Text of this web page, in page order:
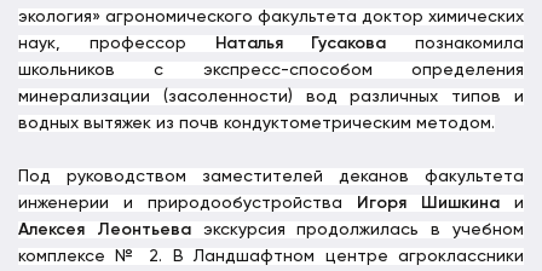
экология» агрономического факультета доктор химических
наук, профессор
Наталья Гусакова познакомила
школьников с экспресс-способом определения
минерализации (засоленности) вод различных типов и
водных вытяжек из почв кондуктометрическим методом.
Под руководством заместителей деканов факультета
инженерии и природообустройства
Игоря Шишкина и
Алексея Леонтьеваэкскурсия продолжилась в учебном
комплексе № 2. В Ландшафтном центре агроклассники